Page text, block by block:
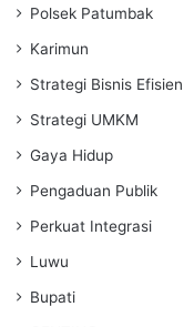
Polsek Patumbak
Karimun
Strategi Bisnis Efisien
Strategi UMKM
Gaya Hidup
Pengaduan Publik
Perkuat Integrasi
Luwu
Bupati